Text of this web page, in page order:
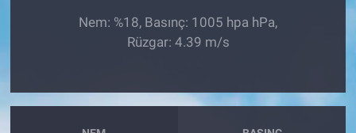
Nem: %18, Basınç: 1005 hpa hPa,
Rüzgar: 4.39 m/s